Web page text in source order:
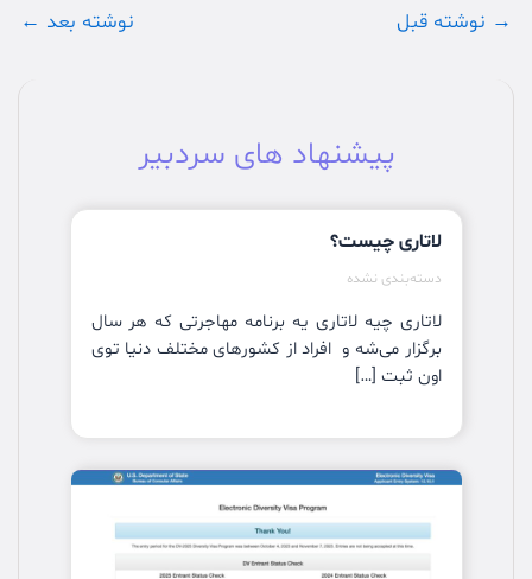
پیمایش
→ نوشته قبل نوشته بعد ←
پیشنهاد های سردبیر
لاتاری چیست؟
دسته‌بندی نشده
لاتاری چیه لاتاری یه برنامه مهاجرتی که هر سال
برگزار می‌شه و افراد از کشورهای مختلف دنیا توی
اون ثبت […]